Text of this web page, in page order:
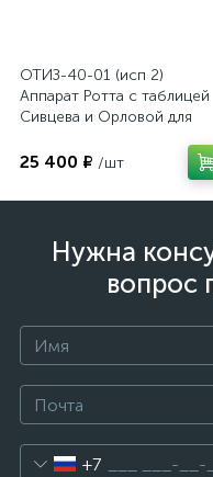
ОТИЗ-40-01 (исп 2)
Аппарат Ротта с таблицей
Сивцева и Орловой для
очков
25 400 ₽ /шт
Нужна
вопрос
+7